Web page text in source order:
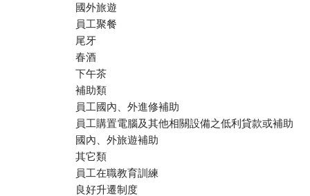
國外旅遊
員工聚餐
尾牙
春酒
下午茶
補助類
員工國內、外進修補助
員工購置電腦及其他相關設備之低利貸款或補助
國內、外旅遊補助
其它類
員工在職教育訓練
良好升遷制度